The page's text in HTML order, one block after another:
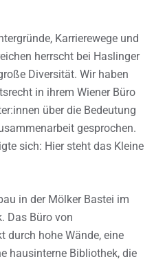
Karrierewege und
herrscht bei Haslinger
Diversität. Wir haben
in ihrem Wiener Büro
über die Bedeutung
gesprochen.
sich: Hier steht das Kleine
in der Mölker Bastei im
Das Büro von
durch hohe Wände, eine
hausinterne Bibliothek, die